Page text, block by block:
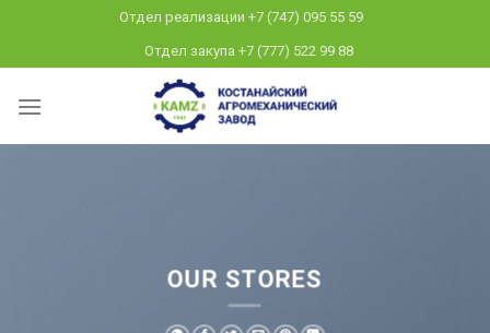
content
Отдел реализации +7 (747) 095 55 59
Отдел закупа +7 (777) 522 99 88
OUR STORES